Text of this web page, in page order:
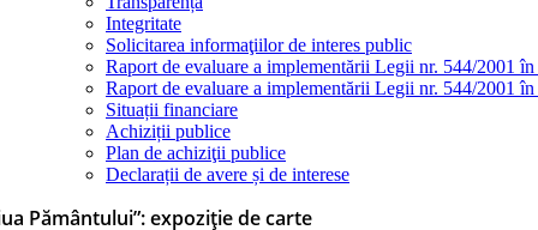
Integritate
Solicitarea informaţiilor de interes public
Raport de evaluare a implementării Legii nr. 544/2001
Raport de evaluare a implementării Legii nr. 544/2001
Situații financiare
Achiziții publice
Plan de achiziţii publice
Declarații de avere și de interese
Pământului”: expoziție de carte